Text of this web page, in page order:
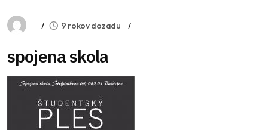
9 rokov dozadu
spojena skola